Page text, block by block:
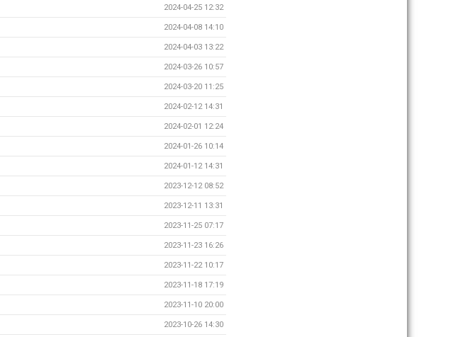
2024-04-25 12:32
2024-04-08 14:10
2024-04-03 13:22
2024-03-26 10:57
2024-03-20 11:25
2024-02-12 14:31
2024-02-01 12:24
2024-01-26 10:14
2024-01-12 14:31
2023-12-12 08:52
2023-12-11 13:31
2023-11-25 07:17
2023-11-23 16:26
2023-11-22 10:17
2023-11-18 17:19
2023-11-10 20:00
2023-10-26 14:30